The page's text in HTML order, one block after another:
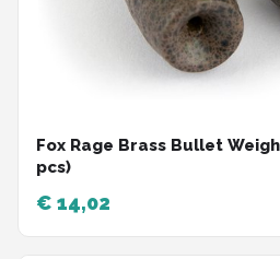
Fox Rage Brass Bullet
pcs)
€ 14,02